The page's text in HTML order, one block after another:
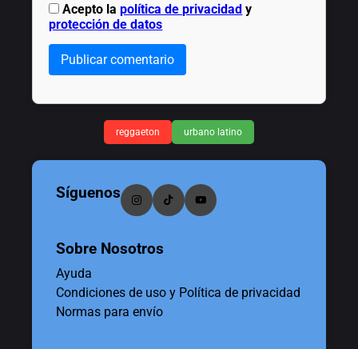
Acepto lapolítica de privacidad y
protección de datos
Publicar comentario
reggaeton urbano latino
Síguenos
Sobre Nosotros
Ayuda
Condiciones de uso y Política de privacidad
Normas para envío